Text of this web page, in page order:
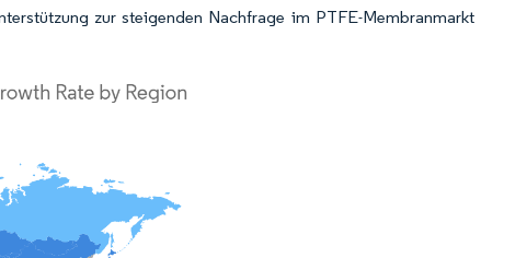
zur steigenden Nachfrage im PTFE-Membranmarkt